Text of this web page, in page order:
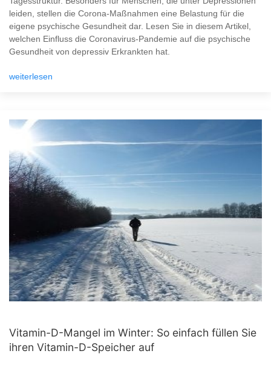
leiden, stellen die Corona-Maßnahmen eine Belastung für die
eigene psychische Gesundheit dar. Lesen Sie in diesem Artikel,
welchen Einfluss die Coronavirus-Pandemie auf die psychische
Gesundheit von depressiv Erkrankten hat.
weiterlesen
Vitamin-D-Mangel im Winter: So einfach füllen Sie
ihren Vitamin-D-Speicher auf